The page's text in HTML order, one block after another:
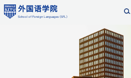
外国语学院
School of Foreign Languages (SFL)